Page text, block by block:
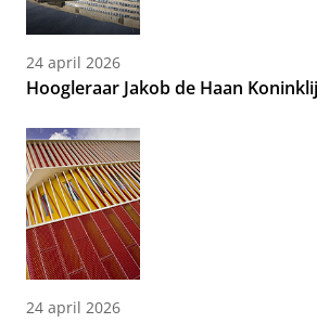
24 april 2026
Hoogleraar Jakob de Haan
24 april 2026